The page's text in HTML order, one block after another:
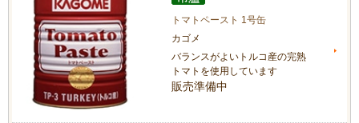
トマトペースト 1号缶
カゴメ
バランスがよいトルコ産の完熟
トマトを使用しています
販売準備中